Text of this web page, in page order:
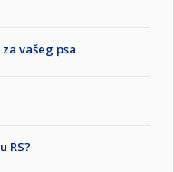
vašeg psa
RS?